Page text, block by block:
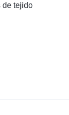
de tejido